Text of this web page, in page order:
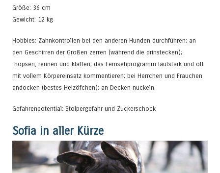
Größe: 36 cm
Gewicht: 12 kg
Hobbies: Zahnkontrollen bei den anderen Hunden durchführen; an
den Geschirren der Großen zerren (während die drinstecken);
hopsen, rennen und kläffen; das Fernsehprogramm lautstark und oft
mit vollem Körpereinsatz kommentieren; bei Herrchen und Frauchen
andocken (bestes Heizöfchen); an Decken nuckeln.
Gefahrenpotential: Stolpergefahr und Zuckerschock
Sofia in aller Kürze